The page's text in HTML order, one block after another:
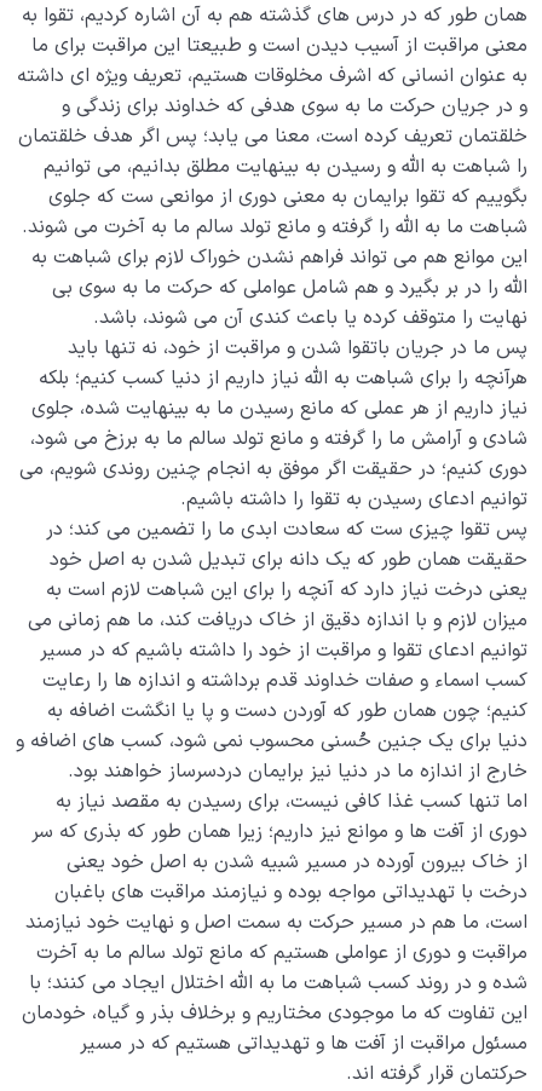
ویژگی امتحانات الهی چیست؛ چرا بلاها را ظلم نمی دانیم؟
عدالت خدا کجاست؛ من به عادل بودن خدا شک دارم!
سنت استدراج چیست و چه کسانی به آن دچار می شوند؟
آیا راهی برای جبران گناهان وجود دارد یا قانون تبدیل
چیست؟
تفاوت میان انسان نادان و انسان عاقل از کجا سرچشمه می
گیرد؟
نسبی بودن زمان یعنی چه؛ آیا زمان حقیقتی مطلق است یا
امری وابسته به عالم ماده؟
معرفی انواع رحِم ها؛ فرصت های ناب زندگی را دریاب!
منظور از ریاضیات زمان چیست؛ آیا رحم زمانی دارای فرمول و
قواعد خاصی است؟
غفلت از فرصت ها و رحم های زمانی؛ پیامدها و راه های
پیشگیری از آن
رحم مکانی چیست و چطور می تواند در جبران گذشته و
تغییر مسیر زندگی به ما کمک کند؟
رحم استاد یعنی چه؛ ضرورت وجود استاد در حرکت انسانی
ما چیست؟
مفهوم قوس صعود و قوس نزول در نفس استاد و شاگرد
به چه معناست؟
حجاب ظلمانی و حجاب نورانی؛ مهم ترین موانع ارتباط با
ملکوت
شیطان دشمن آشکار 0/14
بیماری‌های پنهان روح 0/15
شناخت بهشت و جهنم 0/22
همان طور که در درس های گذشته هم به آن اشاره کردیم، تقوا به
معنی مراقبت از آسیب دیدن است و طبیعتا این مراقبت برای ما
به عنوان انسانی که اشرف مخلوقات هستیم، تعریف ویژه ای داشته
و در جریان حرکت ما به سوی هدفی که خداوند برای زندگی و
خلقتمان تعریف کرده است، معنا می یابد؛ پس اگر هدف خلقتمان
را شباهت به الله و رسیدن به بینهایت مطلق بدانیم، می توانیم
بگوییم که تقوا برایمان به معنی دوری از موانعی ست که جلوی
شباهت ما به الله را گرفته و مانع تولد سالم ما به آخرت می شوند.
این موانع هم می تواند فراهم نشدن خوراک لازم برای شباهت به
الله را در بر بگیرد و هم شامل عواملی که حرکت ما به سوی بی
نهایت را متوقف کرده یا باعث کندی آن می شوند، باشد.
پس ما در جریان باتقوا شدن و مراقبت از خود، نه تنها باید
هرآنچه را برای شباهت به الله نیاز داریم از دنیا کسب کنیم؛ بلکه
نیاز داریم از هر عملی که مانع رسیدن ما به بینهایت شده، جلوی
شادی و آرامش ما را گرفته و مانع تولد سالم ما به برزخ می شود،
دوری کنیم؛ در حقیقت اگر موفق به انجام چنین روندی شویم، می
توانیم ادعای رسیدن به تقوا را داشته باشیم.
پس تقوا چیزی ست که سعادت ابدی ما را تضمین می کند؛ در
حقیقت همان طور که یک دانه برای تبدیل شدن به اصل خود
یعنی درخت نیاز دارد که آنچه را برای این شباهت لازم است به
میزان لازم و با اندازه دقیق از خاک دریافت کند، ما هم زمانی می
توانیم ادعای تقوا و مراقبت از خود را داشته باشیم که در مسیر
کسب اسماء و صفات خداوند قدم برداشته و اندازه ها را رعایت
کنیم؛ چون همان طور که آوردن دست و پا یا انگشت اضافه به
دنیا برای یک جنین حُسنی محسوب نمی شود، کسب های اضافه و
خارج از اندازه ما در دنیا نیز برایمان دردسرساز خواهند بود.
اما تنها کسب غذا کافی نیست، برای رسیدن به مقصد نیاز به
دوری از آفت ها و موانع نیز داریم؛ زیرا همان طور که بذری که سر
از خاک بیرون آورده در مسیر شبیه شدن به اصل خود یعنی
درخت با تهدیداتی مواجه بوده و نیازمند مراقبت های باغبان
است، ما هم در مسیر حرکت به سمت اصل و نهایت خود نیازمند
مراقبت و دوری از عواملی هستیم که مانع تولد سالم ما به آخرت
شده و در روند کسب شباهت ما به الله اختلال ایجاد می کنند؛ با
این تفاوت که ما موجودی مختاریم و برخلاف بذر و گیاه، خودمان
مسئول مراقبت از آفت ها و تهدیداتی هستیم که در مسیر
حرکتمان قرار گرفته اند.